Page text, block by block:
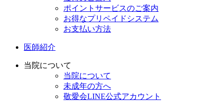
ポイントサービスのご案内
お得なプリペイドシステム
お支払い方法
医師紹介
当院について
当院について
未成年の方へ
敬愛会LINE公式アカウント